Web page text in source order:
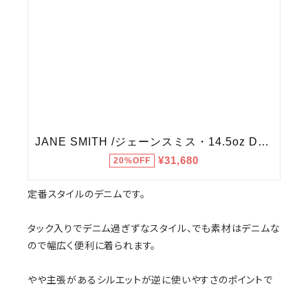
定番スタイルのデニムです。
タック入りでデニム過ぎずなスタイル、でも素材はデニムな
ので幅広く便利に着られます。
やや主張があるシルエットが逆に使いやすさのポイントで